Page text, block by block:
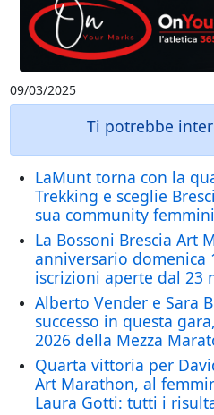
09/03/2025
Ti potrebbe
LaMunt torna con la
Trekking e sceglie
sua community
La Bossoni Brescia Art
anniversario domenica
iscrizioni aperte dal 23
Alberto Vender e Sara
successo in questa
2026 della Mezza
Quarta vittoria per
Art Marathon, al
Laura Gotti: tutti i